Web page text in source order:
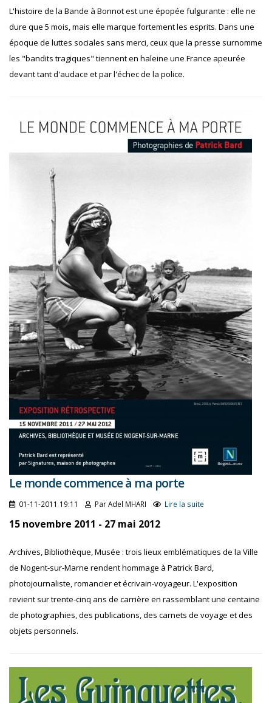
L'histoire de la Bande à Bonnot est une épopée fulgurante : elle ne
dure que 5 mois, mais elle marque fortement les esprits. Dans une
époque de luttes sociales sans merci, ceux que la presse surnomme
les "bandits tragiques" tiennent en haleine une France apeurée
devant tant d'audace et par l'échec de la police.
Le monde commence à ma porte
01-11-2011 19:11 Par Adel MHARI Lire la suite
15 novembre 2011 - 27 mai 2012
Archives, Bibliothèque, Musée : trois lieux emblématiques de la Ville
de Nogent-sur-Marne rendent hommage à Patrick Bard,
photojournaliste, romancier et écrivain-voyageur. L'exposition
revient sur trente-cinq ans de carrière en rassemblant une centaine
de photographies, des publications, des carnets de voyage et des
objets personnels.